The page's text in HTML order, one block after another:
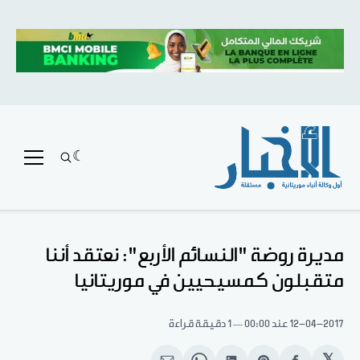
مديرة روضة "النسائم الأربع": نعتقد أننا
متقبلون كمسيحيين في موريتانيا
12-04-2017 عند 00:00 1 دقيقة قراءة